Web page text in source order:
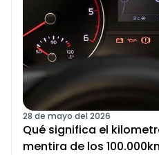
28 de mayo del 2026
Qué significa el
mentira de los